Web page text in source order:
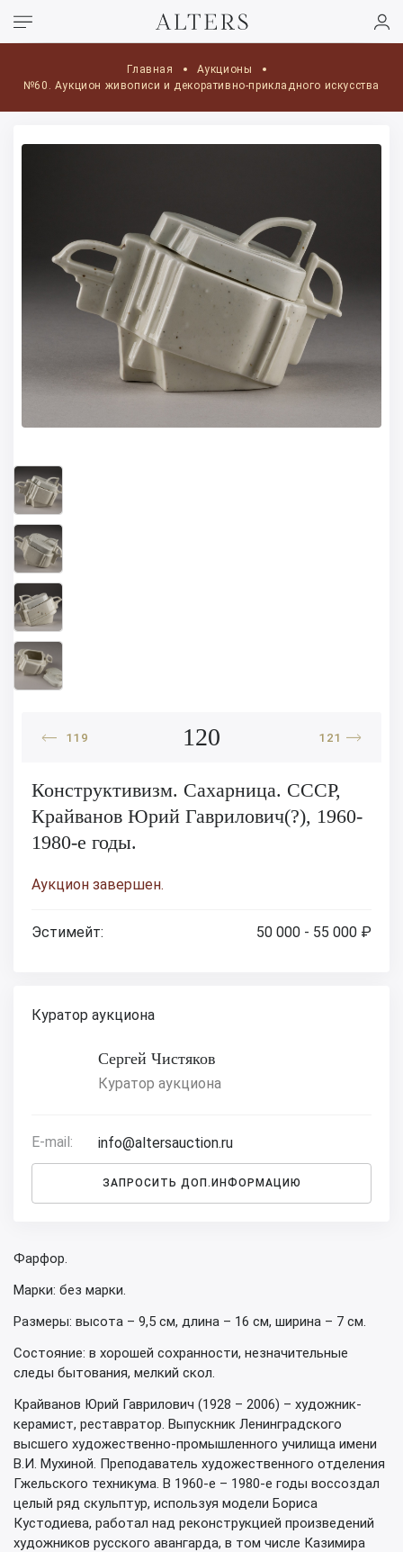
Главная
Аукционы
№60. Аукцион живописи и декоративно-прикладного искусства
119 120 121
Конструктивизм. Сахарница. СССР,
Крайванов Юрий Гаврилович(?), 1960-
1980-е годы.
Аукцион завершен.
Эстимейт: 50 000 - 55 000 ₽
Куратор аукциона
Сергей Чистяков
Куратор аукциона
E-mail: info@altersauction.ru
ЗАПРОСИТЬ ДОП.ИНФОРМАЦИЮ
Фарфор.
Марки: без марки.
Размеры: высота – 9,5 см, длина – 16 см, ширина – 7 см.
Состояние: в хорошей сохранности, незначительные
следы бытования, мелкий скол.
Крайванов Юрий Гаврилович (1928 – 2006) – художник-
керамист, реставратор. Выпускник Ленинградского
высшего художественно-промышленного училища имени
В.И. Мухиной. Преподаватель художественного отделения
Гжельского техникума. В 1960-е – 1980-е годы воссоздал
целый ряд скульптур, используя модели Бориса
Кустодиева, работал над реконструкцией произведений
художников русского авангарда, в том числе Казимира